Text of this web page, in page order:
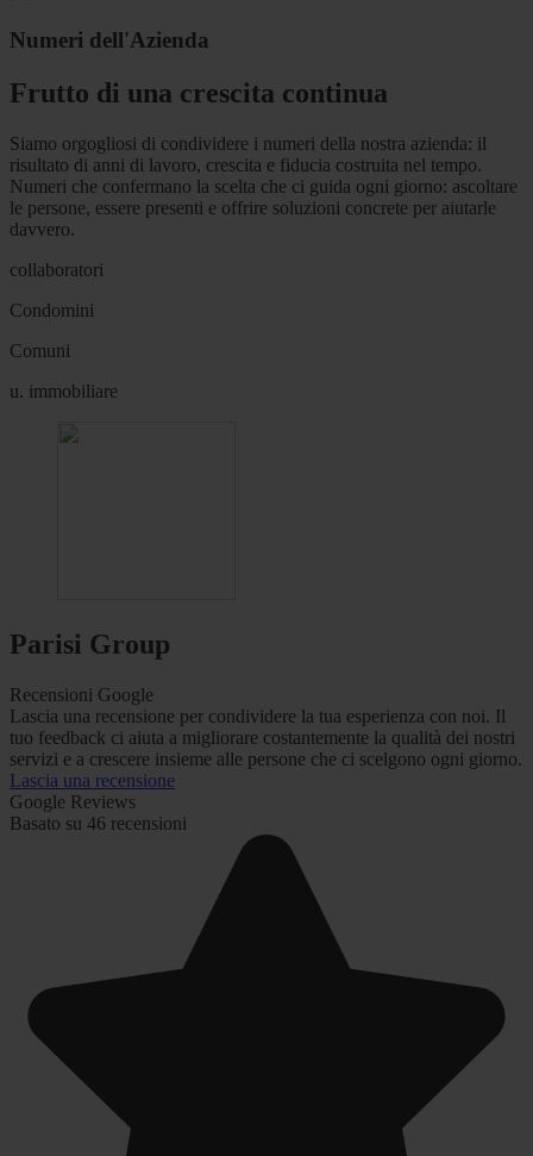
Numeri dell'Azienda
Frutto di una crescita continua
Siamo orgogliosi di condividere i numeri della nostra azienda: il
risultato di anni di lavoro, crescita e fiducia costruita nel tempo.
Numeri che confermano la scelta che ci guida ogni giorno: ascoltare
le persone, essere presenti e offrire soluzioni concrete per aiutarle
davvero.
collaboratori
Condomini
Comuni
u. immobiliare
Parisi Group
Recensioni Google
Lascia una recensione per condividere la tua esperienza con noi. Il
tuo feedback ci aiuta a migliorare costantemente la qualità dei nostri
servizi e a crescere insieme alle persone che ci scelgono ogni giorno.
Lascia una recensione
Google Reviews
Basato su 46 recensioni